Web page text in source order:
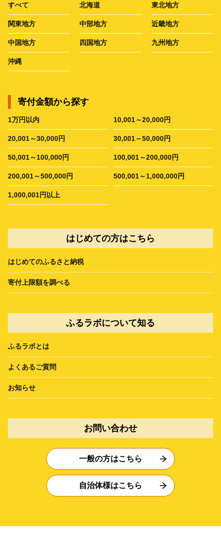
すべて 北海道 東北地方
関東地方 中部地方 近畿地方
中国地方 四国地方 九州地方
沖縄
寄付金額から探す
1万円以内 10,001～20,000円
20,001～30,000円 30,001～50,000円
50,001～100,000円 100,001～200,000円
200,001～500,000円 500,001～1,000,000円
1,000,001円以上
はじめての方はこちら
はじめてのふるさと納税
寄付上限額を調べる
ふるラボについて知る
ふるラボとは
よくあるご質問
お知らせ
お問い合わせ
一般の方はこちら
自治体様はこちら